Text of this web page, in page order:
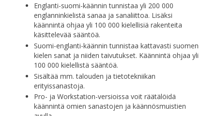
Englanti-suomi-käännin tunnistaa yli 200 000
englanninkielistä sanaa ja sanaliittoa. Lisäksi
käännintä ohjaa yli 100 000 kielellisiä rakenteita
käsittelevää sääntöä.
Suomi-englanti-käännin tunnistaa kattavasti suomen
kielen sanat ja niiden taivutukset. Käännintä ohjaa yli
100 000 kielellistä sääntöä.
Sisältää mm. talouden ja tietotekniikan
erityissanastoja.
Pro- ja Workstation-versioissa voit räätälöidä
käännintä omien sanastojen ja käännösmuistien